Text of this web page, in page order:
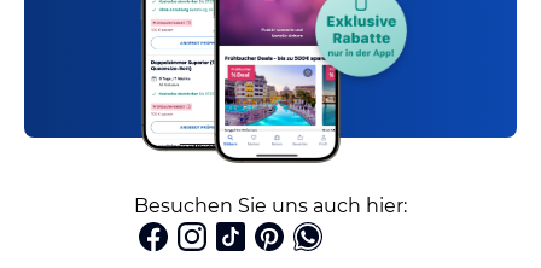
Besuchen Sie uns auch hier: